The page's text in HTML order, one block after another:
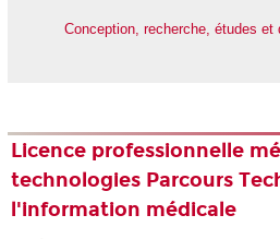
Conception, recherche, études et
Licence professionnelle
technologies Parcours
l'information médicale